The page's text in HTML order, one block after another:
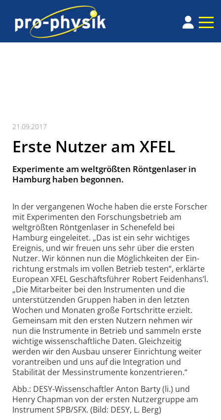
21.09.2017
Erste Nutzer am XFEL
Experimente am weltgrößten Röntgenlaser in
Hamburg haben begonnen.
In der vergangenen Woche haben die erste Forscher
mit Experi­menten den Forschungs­betrieb am
weltgrößten Röntgen­laser in Schene­feld bei
Hamburg einge­leitet. „Das ist ein sehr wichtiges
Ereignis, und wir freuen uns sehr über die ersten
Nutzer. Wir können nun die Möglich­keiten der Ein­
richtung erstmals im vollen Betrieb testen“, erklärte
European XFEL Geschäfts­führer Robert Feidenhans’l.
„Die Mitar­beiter bei den Instru­menten und die
unter­stützenden Gruppen haben in den letzten
Wochen und Monaten große Fort­schritte erzielt.
Gemeinsam mit den ersten Nutzern nehmen wir
nun die Instrumente in Betrieb und sammeln erste
wichtige wissen­schaftliche Daten. Gleich­zeitig
werden wir den Ausbau unserer Einrichtung weiter
voran­treiben und uns auf die Inte­gration und
Stabilität der Mess­instrumente konzen­trieren.“
Abb.: DESY-Wissenschaftler Anton Barty (li.) und
Henry Chapman von der ersten Nutzergruppe am
Instrument SPB/SFX. (Bild: DESY, L. Berg)